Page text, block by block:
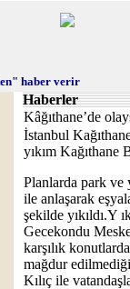
haber verir
Haberler
Kâğıthane’de
İstanbul
yıkım
Planlarda park ve
ile anlaşarak
şekilde yıkıldı.Y
Gecekondu
karşılık
mağdur edilmediği
Kılıç ile